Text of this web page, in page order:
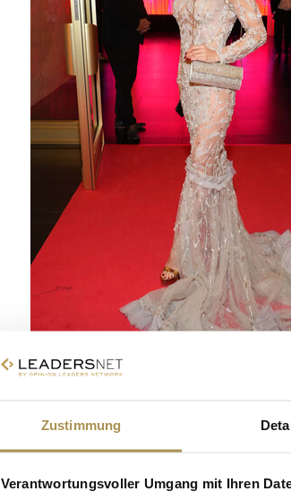
Zustimmung
Verantwortungsvoller Umgang mit Ihren